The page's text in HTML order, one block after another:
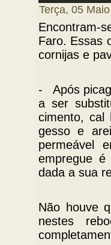
Terça, 05
Encontram-
Faro. Essas
cornijas e
- Após
a ser
cimento, cal
gesso e
permeável
empregue é
dada a sua
Não houve
nestes